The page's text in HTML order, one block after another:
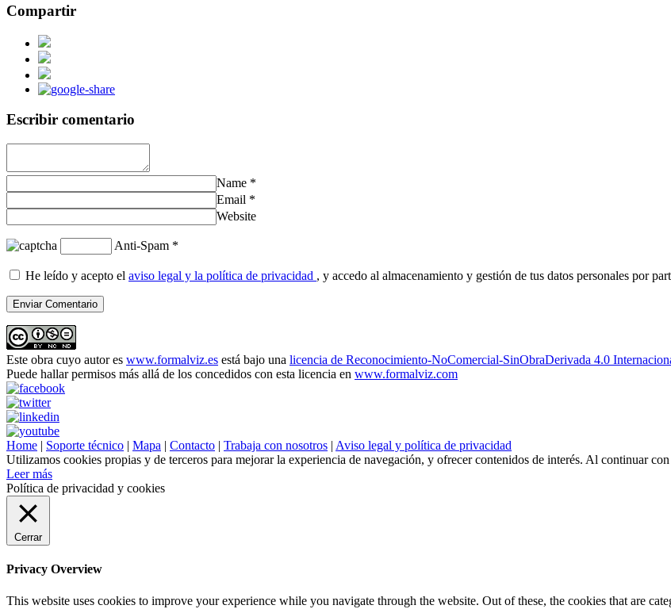
Compartir
Escribir comentario
Name *
Email *
Website
Anti-Spam *
He leído y acepto el aviso legal y la política de privacidad , y accedo al almacenamiento y gestión de tus datos personales por
Este obra cuyo autor es www.formalviz.es está bajo una licencia de Reconocimiento-NoComercial-SinObraDerivada 4.0
Puede hallar permisos más allá de los concedidos con esta licencia en www.formalviz.com
Home | Soporte técnico | Mapa | Contacto | Trabaja con nosotros | Aviso legal y política de privacidad
Utilizamos cookies propias y de terceros para mejorar la experiencia de navegación, y ofrecer contenidos de interés. Al continuar
Leer más
Política de privacidad y cookies
Cerrar
Privacy Overview
This website uses cookies to improve your experience while you navigate through the website. Out of these, the cookies that are